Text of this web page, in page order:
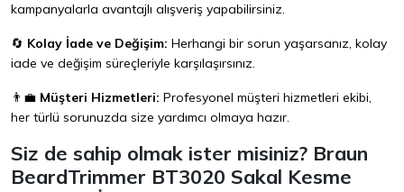
kampanyalarla avantajlı alışveriş yapabilirsiniz.
🔄 Kolay İade ve Değişim: Herhangi bir sorun yaşarsanız, kolay
iade ve değişim süreçleriyle karşılaşırsınız.
👨‍💼 Müşteri Hizmetleri: Profesyonel müşteri hizmetleri ekibi,
her türlü sorunuzda size yardımcı olmaya hazır.
Siz de sahip olmak ister misiniz? Braun
BeardTrimmer BT3020 Sakal Kesme